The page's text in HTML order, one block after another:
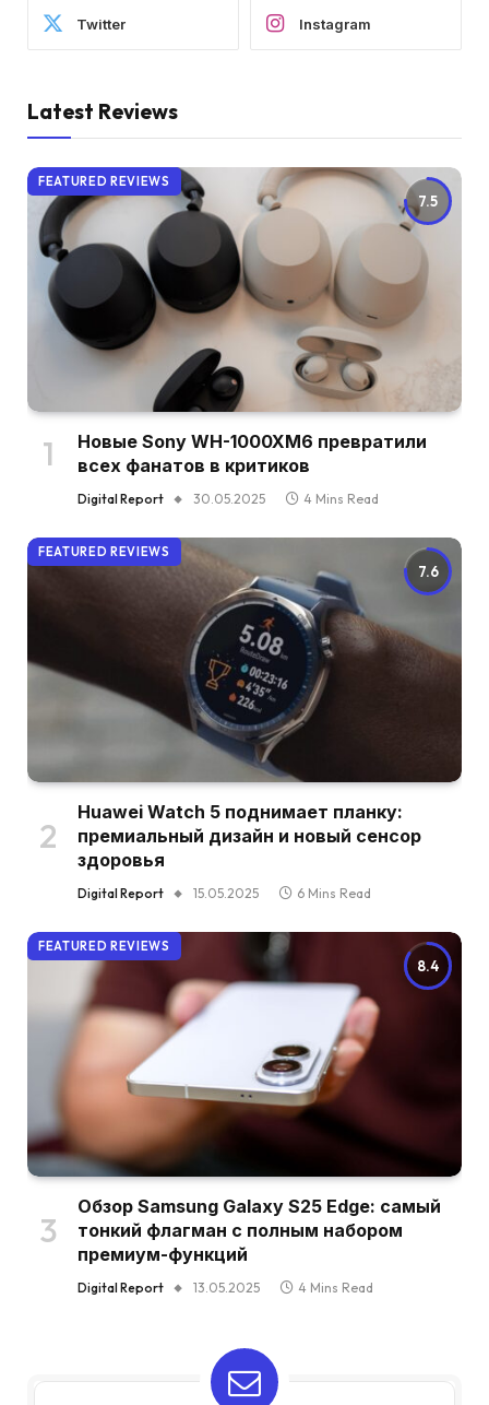
Twitter Instagram
Latest Reviews
7.5
FEATURED REVIEWS
Новые Sony WH-1000XM6 превратили
всех фанатов в критиков
Digital Report 30.05.2025 4 Mins Read
7.6
FEATURED REVIEWS
Huawei Watch 5 поднимает планку:
премиальный дизайн и новый сенсор
здоровья
Digital Report 15.05.2025 6 Mins Read
8.4
FEATURED REVIEWS
Обзор Samsung Galaxy S25 Edge: самый
тонкий флагман с полным набором
премиум-функций
Digital Report 13.05.2025 4 Mins Read